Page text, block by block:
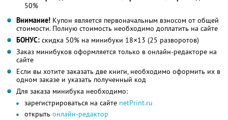
50%
Внимание! Купон является первоначальным взносом от общей
стоимости. Полную стоимость необходимо доплатить на сайте
БОНУС: скидка 50% на минибуки 18×13 (25 разворотов)
Заказ минибуков оформляется только в онлайн-редакторе на
сайте
Если вы хотите заказать две книги, необходимо оформить их в
одном заказе и указать полученный код
Для заказа минибука необходимо:
зарегистрироваться на сайте netPrint.ru
открыть онлайн-редактор